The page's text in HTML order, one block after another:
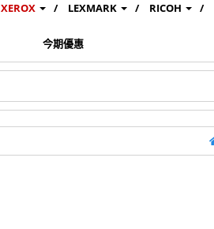
XEROX LEXMARK RICOH
今期優惠